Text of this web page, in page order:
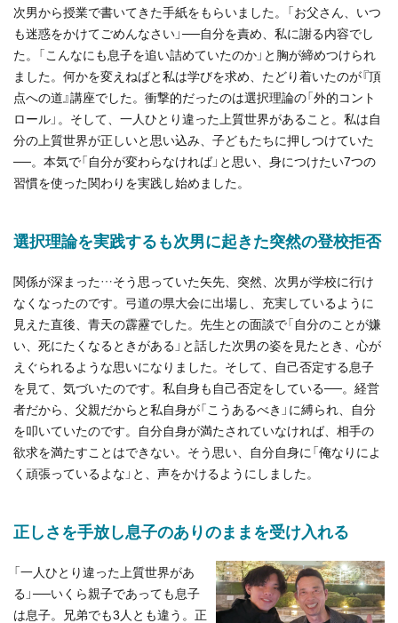
次男から授業で書いてきた手紙をもらいました。「お父さん、いつ
も迷惑をかけてごめんなさい」──自分を責め、私に謝る内容でし
た。「こんなにも息子を追い詰めていたのか」と胸が締めつけられ
ました。何かを変えねばと私は学びを求め、たどり着いたのが『頂
点への道』講座でした。衝撃的だったのは選択理論の「外的コント
ロール」。そして、一人ひとり違った上質世界があること。私は自
分の上質世界が正しいと思い込み、子どもたちに押しつけていた
──。本気で「自分が変わらなければ」と思い、身につけたい7つの
習慣を使った関わりを実践し始めました。
選択理論を実践するも次男に起きた突然の登校拒否
関係が深まった…そう思っていた矢先、突然、次男が学校に行け
なくなったのです。弓道の県大会に出場し、充実しているように
見えた直後、青天の霹靂でした。先生との面談で「自分のことが嫌
い、死にたくなるときがある」と話した次男の姿を見たとき、心が
えぐられるような思いになりました。そして、自己否定する息子
を見て、気づいたのです。私自身も自己否定をしている──。経営
者だから、父親だからと私自身が「こうあるべき」に縛られ、自分
を叩いていたのです。自分自身が満たされていなければ、相手の
欲求を満たすことはできない。そう思い、自分自身に「俺なりによ
く頑張っているよな」と、声をかけるようにしました。
正しさを手放し息子のありのままを受け入れる
「一人ひとり違った上質世界があ
る」──いくら親子であっても息子
は息子。兄弟でも3人とも違う。正